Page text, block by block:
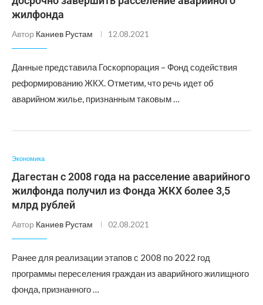
жилфонда
Автор Каниев Рустам 12.08.2021
Данные представила Госкорпорация – Фонд содействия
реформированию ЖКХ. Отметим, что речь идет об
аварийном жилье, признанным таковым …
Экономика
Дагестан с 2008 года на расселение аварийного
жилфонда получил из Фонда ЖКХ более 3,5
млрд рублей
Автор Каниев Рустам 02.08.2021
Ранее для реализации этапов с 2008 по 2022 год
программы переселения граждан из аварийного жилищного
фонда, признанного …